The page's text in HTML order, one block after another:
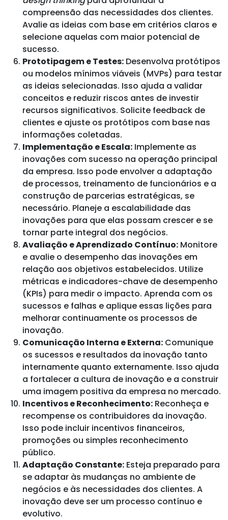
compreensão das necessidades dos clientes.
Avalie as ideias com base em critérios claros e
selecione aquelas com maior potencial de
sucesso.
Prototipagem e Testes: Desenvolva protótipos
ou modelos mínimos viáveis (MVPs) para testar
as ideias selecionadas. Isso ajuda a validar
conceitos e reduzir riscos antes de investir
recursos significativos. Solicite feedback de
clientes e ajuste os protótipos com base nas
informações coletadas.
Implementação e Escala: Implemente as
inovações com sucesso na operação principal
da empresa. Isso pode envolver a adaptação
de processos, treinamento de funcionários e a
construção de parcerias estratégicas, se
necessário. Planeje a escalabilidade das
inovações para que elas possam crescer e se
tornar parte integral dos negócios.
Avaliação e Aprendizado Contínuo: Monitore
e avalie o desempenho das inovações em
relação aos objetivos estabelecidos. Utilize
métricas e indicadores-chave de desempenho
(KPIs) para medir o impacto. Aprenda com os
sucessos e falhas e aplique essas lições para
melhorar continuamente os processos de
inovação.
Comunicação Interna e Externa: Comunique
os sucessos e resultados da inovação tanto
internamente quanto externamente. Isso ajuda
a fortalecer a cultura de inovação e a construir
uma imagem positiva da empresa no mercado.
Incentivos e Reconhecimento: Reconheça e
recompense os contribuidores da inovação.
Isso pode incluir incentivos financeiros,
promoções ou simples reconhecimento
público.
Adaptação Constante: Esteja preparado para
se adaptar às mudanças no ambiente de
negócios e às necessidades dos clientes. A
inovação deve ser um processo contínuo e
evolutivo.